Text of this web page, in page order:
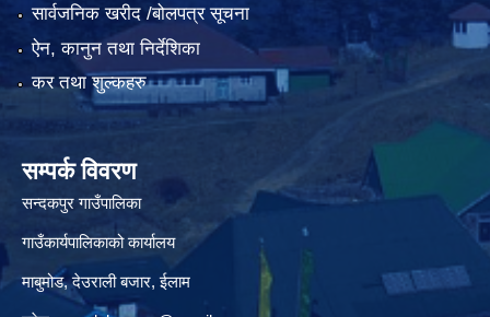
सार्वजनिक खरीद /बोलपत्र सूचना
ऐन, कानुन तथा निर्देशिका
कर तथा शुल्कहरु
सम्पर्क विवरण
सन्दकपुर गाउँपालिका
गाउँकार्यपालिकाको कार्यालय
माबुमोड, देउराली बजार, ईलाम